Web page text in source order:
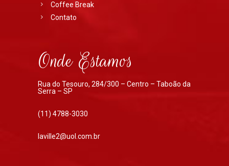
Coffee Break
Contato
Onde Estamos
Rua do Tesouro, 284/300 – Centro – Taboão da
Serra – SP
(11) 4788-3030
laville2@uol.com.br